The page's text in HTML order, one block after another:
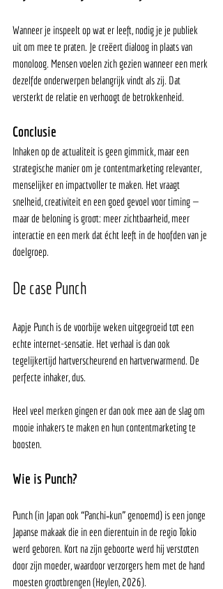
Wanneer je inspeelt op wat er leeft, nodig je je publiek
uit om mee te praten. Je creëert dialoog in plaats van
monoloog. Mensen voelen zich gezien wanneer een merk
dezelfde onderwerpen belangrijk vindt als zij. Dat
versterkt de relatie en verhoogt de betrokkenheid.
Conclusie
Inhaken op de actualiteit is geen gimmick, maar een
strategische manier om je contentmarketing relevanter,
menselijker en impactvoller te maken. Het vraagt
snelheid, creativiteit en een goed gevoel voor timing —
maar de beloning is groot: meer zichtbaarheid, meer
interactie en een merk dat écht leeft in de hoofden van je
doelgroep.
De case Punch
Aapje Punch is de voorbije weken uitgegroeid tot een
echte internet-sensatie. Het verhaal is dan ook
tegelijkertijd hartverscheurend en hartverwarmend. De
perfecte inhaker, dus.
Heel veel merken gingen er dan ook mee aan de slag om
mooie inhakers te maken en hun contentmarketing te
boosten.
Wie is Punch?
Punch (in Japan ook “Panchi‑kun” genoemd) is een jonge
Japanse makaak die in een dierentuin in de regio Tokio
werd geboren. Kort na zijn geboorte werd hij verstoten
door zijn moeder, waardoor verzorgers hem met de hand
moesten grootbrengen (Heylen, 2026).